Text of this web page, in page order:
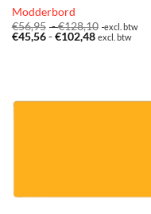
Modderbord
€56,95 -€128,10 Prijsklasse:
€56,95
excl. btw
€45,56 - €102,48Prijsklasse:
excl. btw